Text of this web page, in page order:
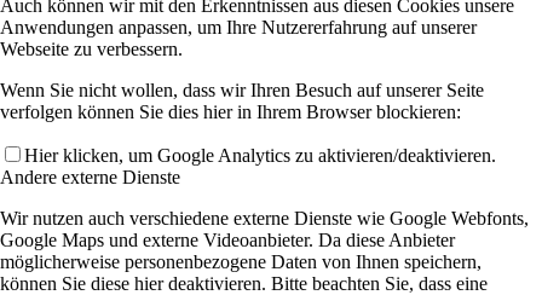
Auch können wir mit den Erkenntnissen aus diesen Cookies unsere
Anwendungen anpassen, um Ihre Nutzererfahrung auf unserer
Webseite zu verbessern.
Wenn Sie nicht wollen, dass wir Ihren Besuch auf unserer Seite
verfolgen können Sie dies hier in Ihrem Browser blockieren:
Hier klicken, um Google Analytics zu aktivieren/deaktivieren.
Andere externe Dienste
Wir nutzen auch verschiedene externe Dienste wie Google Webfonts,
Google Maps und externe Videoanbieter. Da diese Anbieter
möglicherweise personenbezogene Daten von Ihnen speichern,
können Sie diese hier deaktivieren. Bitte beachten Sie, dass eine